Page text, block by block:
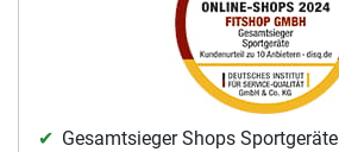
Gesamtsieger Shops Sportgeräte